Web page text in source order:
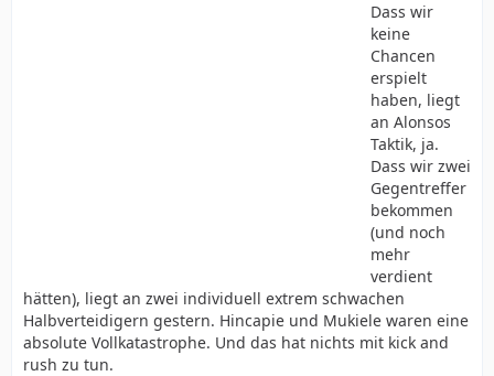
Dass wir
keine
Chancen
erspielt
haben, liegt
an Alonsos
Taktik, ja.
Dass wir zwei
Gegentreffer
bekommen
(und noch
mehr
verdient
hätten), liegt an zwei individuell extrem schwachen
Halbverteidigern gestern. Hincapie und Mukiele waren eine
absolute Vollkatastrophe. Und das hat nichts mit kick and
rush zu tun.